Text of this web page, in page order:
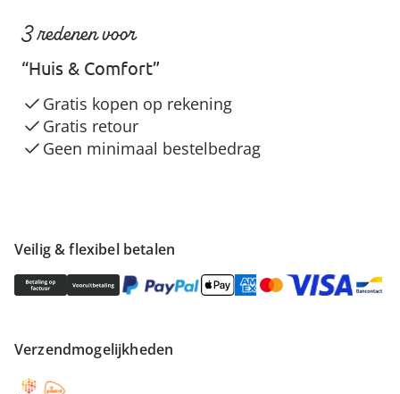
Veilig & flexibel betalen
Verzendmogelijkheden
3 redenen voor
“Huis & Comfort”
Gratis kopen op rekening
Gratis retour
Geen minimaal bestelbedrag